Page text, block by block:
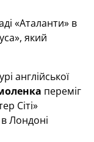
«Аталанти» в
який
англійської
переміг
Сіті»
Лондоні